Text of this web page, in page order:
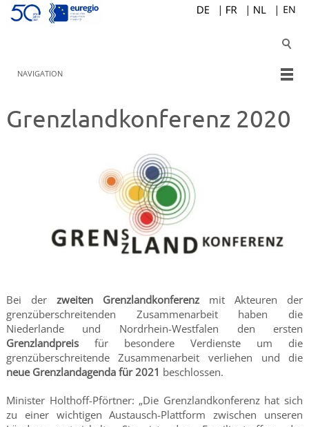
NAVIGATION
Grenzlandkonferenz 2020
Bei der zweiten Grenzlandkonferenz mit Akteuren der
grenzüberschreitenden Zusammenarbeit haben die
Niederlande und Nordrhein-Westfalen den ersten
Grenzlandpreis für besondere Verdienste um die
grenzüberschreitende Zusammenarbeit verliehen und die
neue Grenzlandagenda für 2021 beschlossen.
Minister Holthoff-Pförtner: „Die Grenzlandkonferenz hat sich
zu einer wichtigen Austausch-Plattform zwischen unseren